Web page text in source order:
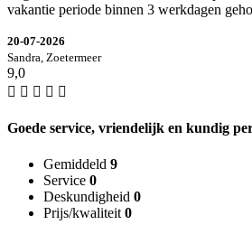
vakantie periode binnen 3 werkdagen
20-07-2026
Sandra, Zoetermeer
9,0
Goede service, vriendelijk en kundig
Gemiddeld 9
Service 0
Deskundigheid 0
Prijs/kwaliteit 0